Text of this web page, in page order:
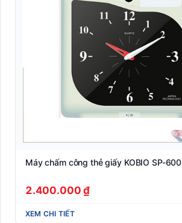
Máy chấm công thẻ giấy KOBIO SP-600
2.400.000 ₫
XEM CHI TIẾT